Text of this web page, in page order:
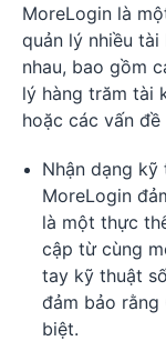
MoreLogin là
quản lý nhiều tài
nhau, bao gồm
lý hàng trăm tài
hoặc các vấn đề
Nhận dạng
MoreLogin
là một thực
cập từ cùng
tay kỹ thuật
đảm bảo rằng
biệt.